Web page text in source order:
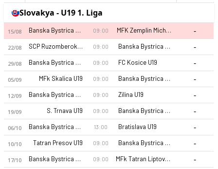
Slovakya - U19 1. Liga
15/08 Banska Bystrica U19 09:00 MFK Zemplin Michalovce U19 -
22/08 SCP RuzomberokU19 09:00 Banska Bystrica U19 -
29/08 Banska Bystrica U19 09:00 FC Kosice U19 -
05/09 MFk Skalica U19 09:00 Banska Bystrica U19 -
12/09 Banska Bystrica U19 09:00 Zilina U19 -
19/09 S. Trnava U19 09:00 Banska Bystrica U19 -
06/10 Banska Bystrica U19 13:00 Bratislava U19 -
10/10 Tatran Presov U19 09:00 Banska Bystrica U19 -
17/10 Banska Bystrica U19 09:00 MFk Tatran Liptovsky Mikulas U19 -